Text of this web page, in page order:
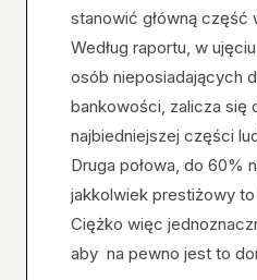
stanowić główną część
Według raportu, w
osób nieposiadających
bankowości, zalicza się
najbiedniejszej części
Druga połowa, do 60%
jakkolwiek prestiżowy to
Ciężko więc
aby na pewno jest to